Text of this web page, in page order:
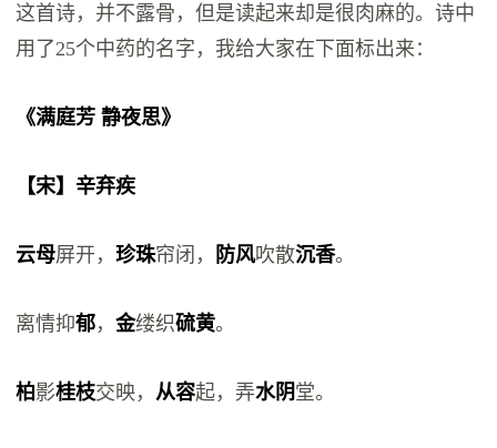
这首诗，并不露骨，但是读起来却是很肉麻的。诗中
用了25个中药的名字，我给大家在下面标出来：
《满庭芳 静夜思》
【宋】辛弃疾
云母屏开，珍珠帘闭， 防风吹散沉香。
离情抑郁，金缕织硫黄。
柏影桂枝交映， 从容起，弄水阴堂。